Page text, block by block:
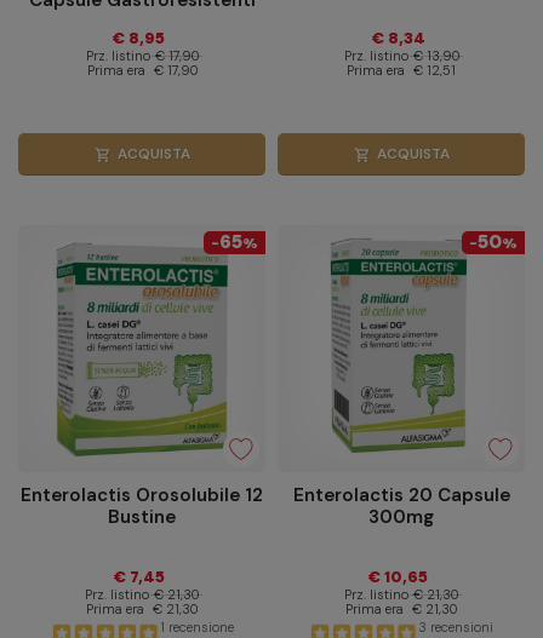
€ 8,95
Prz. listino € 17,90
Prima era € 17,90
shopping_cart ACQUISTA
€ 8,34
Prz. listino € 13,90
Prima era € 12,51
shopping_cart ACQUISTA
-65%
Enterolactis Orosolubile 12
Bustine
€ 7,45
Prz. listino € 21,30
Prima era € 21,30
1 recensione
-50%
Enterolactis 20 Capsule
300mg
€ 10,65
Prz. listino € 21,30
Prima era € 21,30
3 recensioni